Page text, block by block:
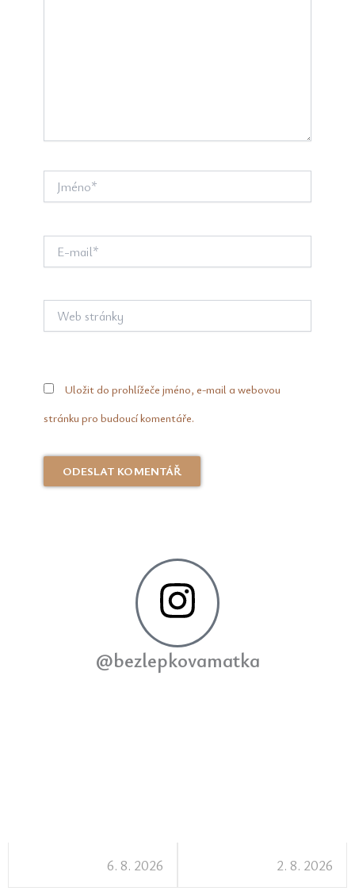
mail*
stránky
Uložit do prohlížeče jméno, e-mail a webovou
stránku pro budoucí komentáře.
@bezlepkovamatka
6. 8. 2026 2. 8. 2026